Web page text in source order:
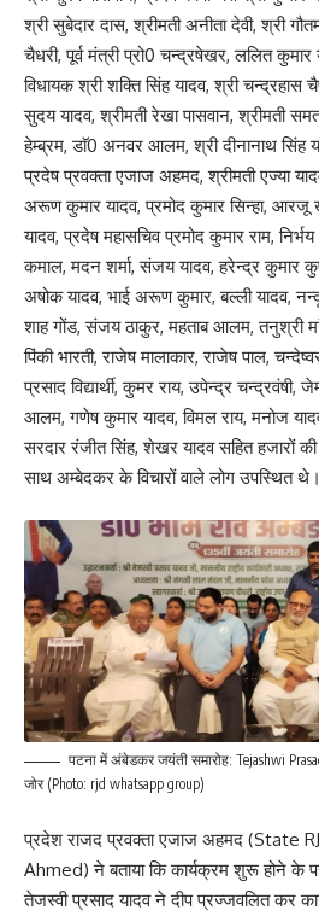
श्री सुबेदार दास, श्रीमती अनीता देवी, श्री
चैधरी, पूर्व मंत्री प्रो0 चन्द्रषेखर, ललित कुमार
विधायक श्री शक्ति सिंह यादव, श्री चन्द्रहास
सुदय यादव, श्रीमती रेखा पासवान, श्रीमती
हेम्ब्रम, डाॅ0 अनवर आलम, श्री दीनानाथ सिंह
प्रदेष प्रवक्ता एजाज अहमद, श्रीमती एज्या
अरूण कुमार यादव, प्रमोद कुमार सिन्हा, आरजू
यादव, प्रदेष महासचिव प्रमोद कुमार राम,
कमाल, मदन शर्मा, संजय यादव, हरेन्द्र कुमार
अषोक यादव, भाई अरूण कुमार, बल्ली यादव,
शाह गोंड, संजय ठाकुर, महताब आलम, तनुश्री
पिंकी भारती, राजेष मालाकार, राजेष पाल,
प्रसाद विद्यार्थी, कुमर राय, उपेन्द्र
आलम, गणेष कुमार यादव, विमल राय, मनोज
सरदार रंजीत सिंह, शेखर यादव सहित हजारों
साथ अम्बेदकर के विचारों वाले लोग उपस्थित थे।
पटना में अंबेडकर जयंती समारोह: Tejashwi
जोर (Photo: rjd whatsapp group)
प्रदेश राजद प्रवक्ता एजाज अहमद (State
Ahmed) ने बताया कि कार्यक्रम शुरू होने के
तेजस्वी प्रसाद यादव ने दीप प्रज्जवलित कर